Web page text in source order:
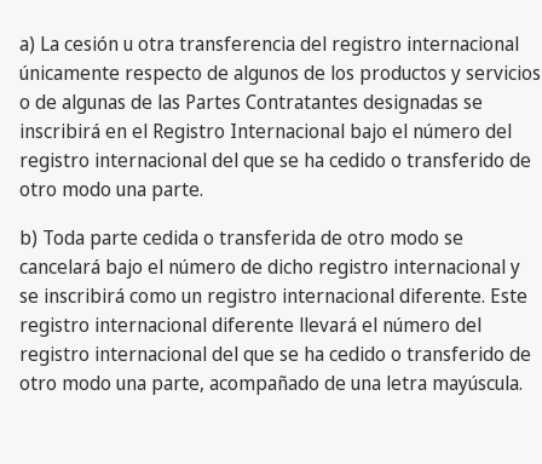
a) La cesión u otra transferencia del registro internacional
únicamente respecto de algunos de los productos y servicios
o de algunas de las Partes Contratantes designadas se
inscribirá en el Registro Internacional bajo el número del
registro internacional del que se ha cedido o transferido de
otro modo una parte.
b) Toda parte cedida o transferida de otro modo se
cancelará bajo el número de dicho registro internacional y
se inscribirá como un registro internacional diferente. Este
registro internacional diferente llevará el número del
registro internacional del que se ha cedido o transferido de
otro modo una parte, acompañado de una letra mayúscula.